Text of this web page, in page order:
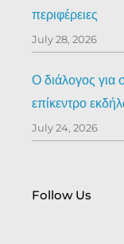
περιφέρειες
July 28, 2026
Ο διάλογος για
επίκεντρο
July 24, 2026
Follow Us